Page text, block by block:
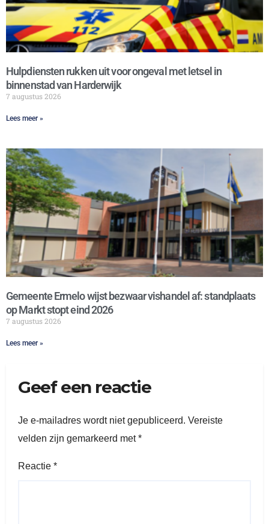
Hulpdiensten rukken uit voor ongeval met letsel in
binnenstad van Harderwijk
7 augustus 2026
Lees meer »
Gemeente Ermelo wijst bezwaar vishandel af: standplaats
op Markt stopt eind 2026
7 augustus 2026
Lees meer »
Geef een reactie
Je e-mailadres wordt niet gepubliceerd. Vereiste
velden zijn gemarkeerd met*
Reactie *